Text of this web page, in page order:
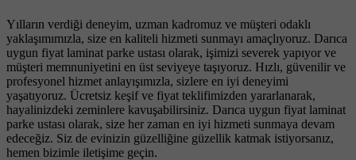
Yılların verdiği deneyim, uzman kadromuz ve müşteri odaklı
yaklaşımımızla, size en kaliteli hizmeti sunmayı amaçlıyoruz. Darıca
uygun fiyat laminat parke ustası olarak, işimizi severek yapıyor ve
müşteri memnuniyetini en üst seviyeye taşıyoruz. Hızlı, güvenilir ve
profesyonel hizmet anlayışımızla, sizlere en iyi deneyimi
yaşatıyoruz. Ücretsiz keşif ve fiyat teklifimizden yararlanarak,
hayalinizdeki zeminlere kavuşabilirsiniz. Darıca uygun fiyat laminat
parke ustası olarak, size her zaman en iyi hizmeti sunmaya devam
edeceğiz. Siz de evinizin güzelliğine güzellik katmak istiyorsanız,
hemen bizimle iletişime geçin.